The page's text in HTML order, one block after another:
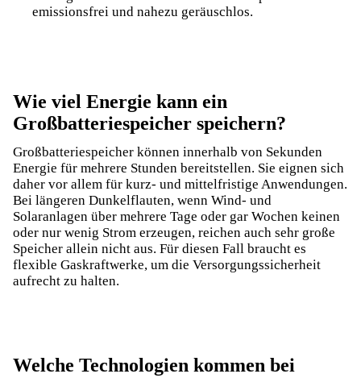
emissionsfrei und nahezu geräuschlos.
Wie viel Energie kann ein
Großbatteriespeicher speichern?
Großbatteriespeicher können innerhalb von Sekunden
Energie für mehrere Stunden bereitstellen. Sie eignen sich
daher vor allem für kurz- und mittelfristige Anwendungen.
Bei längeren Dunkelflauten, wenn Wind- und
Solaranlagen über mehrere Tage oder gar Wochen keinen
oder nur wenig Strom erzeugen, reichen auch sehr große
Speicher allein nicht aus. Für diesen Fall braucht es
flexible Gaskraftwerke, um die Versorgungssicherheit
aufrecht zu halten.
Welche Technologien kommen bei